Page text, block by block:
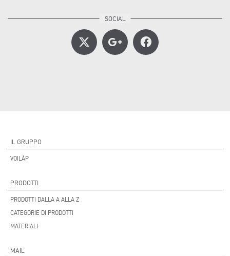
IL GRUPPO
VOILÀP
PRODOTTI
PRODOTTI DALLA A ALLA Z
CATEGORIE DI PRODOTTI
MATERIALI
MAIL